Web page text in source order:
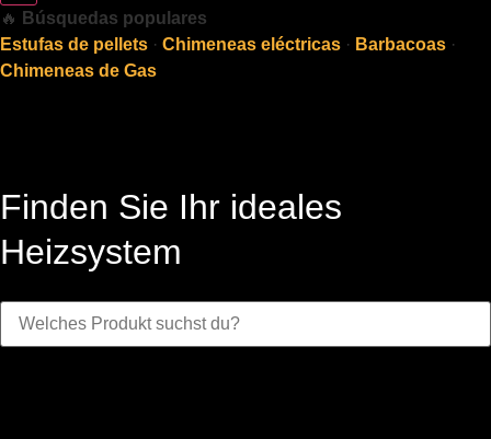
🔥 Búsquedas populares
Estufas de pellets · Chimeneas eléctricas · Barbacoas ·
Chimeneas de Gas
Finden Sie Ihr ideales
Heizsystem